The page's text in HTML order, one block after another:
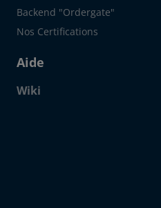
Backend "Ordergate"
Nos Certifications
Aide
Wiki